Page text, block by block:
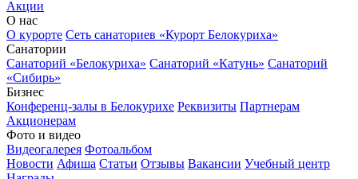
Акции
О нас
О курорте Сеть санаториев «Курорт Белокуриха»
Санатории
Санаторий «Белокуриха» Санаторий «Катунь» Санаторий
«Сибирь»
Бизнес
Конференц-залы в Белокурихе Реквизиты Партнерам
Акционерам
Фото и видео
Видеогалерея Фотоальбом
Новости Афиша Статьи Отзывы Вакансии Учебный центр